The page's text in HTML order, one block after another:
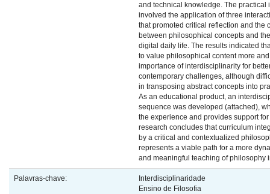
and technical knowledge. The practical
involved the application of three
that promoted critical reflection and the
between philosophical concepts and
digital daily life. The results indicated
to value philosophical content more
importance of interdisciplinarity for
contemporary challenges, although
in transposing abstract concepts into
As an educational product, an
sequence was developed (attached),
the experience and provides support
research concludes that curriculum
by a critical and contextualized
represents a viable path for a more
and meaningful teaching of philosophy
Palavras-chave:
Interdisciplinaridade
Ensino de Filosofia